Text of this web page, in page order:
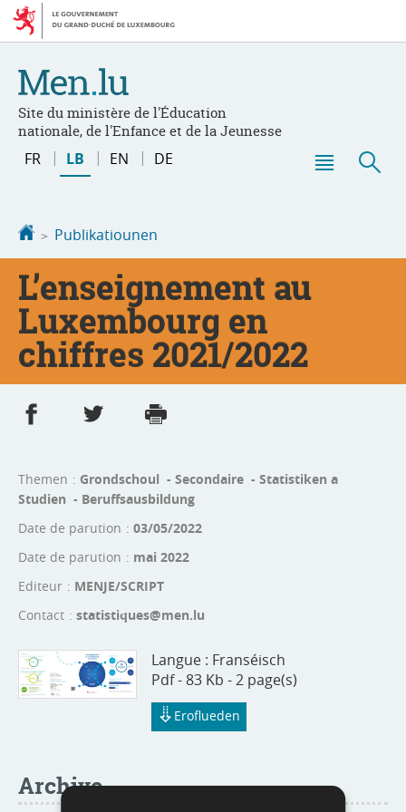
Bei
den
Aller
au
Site du ministère de l'Éducation
nationale, de l'Enfance et de la Jeunesse
Changer
FR LB EN DE
Startsäit
Publikatiounen
L’enseignement au
Luxembourg en
chiffres 2021/2022
Partager sur Facebook
Partager sur Twitter
Themen
Grondschoul - Secondaire - Statistiken a
Studien - Beruffsausbildung
Date de parution
03/05/2022
Date de parution
mai 2022
Editeur
MENJE/SCRIPT
Contact
statistiques@men.lu
Langue : Franséisch
Pdf - 83 Kb - 2 page(s)
Eroflueden
Archive